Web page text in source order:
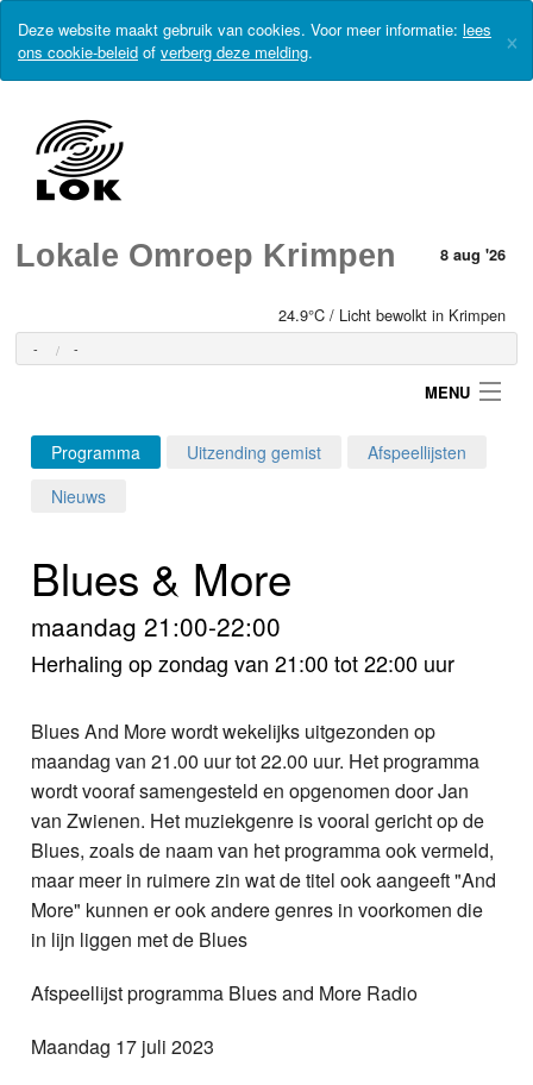
Deze website maakt gebruik van cookies. Voor meer informatie: lees
ons cookie-beleid of verberg deze melding. ×
Lokale Omroep Krimpen 8 aug '26
24.9°C / Licht bewolkt in Krimpen
- -
MENU
Login
Programma's
Nieuws
Video
Webcam
Info
Programma Uitzending gemist
Afspeellijsten
Nieuws
Blues & More
maandag 21:00-22:00
Herhaling op zondag van 21:00 tot 22:00 uur
Blues And More wordt wekelijks uitgezonden op
maandag van 21.00 uur tot 22.00 uur. Het programma
wordt vooraf samengesteld en opgenomen door Jan
van Zwienen. Het muziekgenre is vooral gericht op de
Blues, zoals de naam van het programma ook vermeld,
maar meer in ruimere zin wat de titel ook aangeeft "And
More" kunnen er ook andere genres in voorkomen die
in lijn liggen met de Blues
Afspeellijst programma Blues and More Radio
Maandag 17 juli 2023